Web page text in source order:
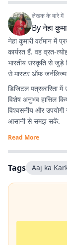
लेखक के बारे में
Byनेहा
नेहा कुमारी वर्तमान में
कार्यरत हैं. वह व्रत-
भारतीय संस्कृति से जुड़े
से मास्टर ऑफ जर्नलिज्म
डिजिटल पत्रकारिता में
विशेष अनुभव हासिल
विश्वसनीय और उपयोगी
आसानी से समझ सकें.
Read More
Tags Aaj ka